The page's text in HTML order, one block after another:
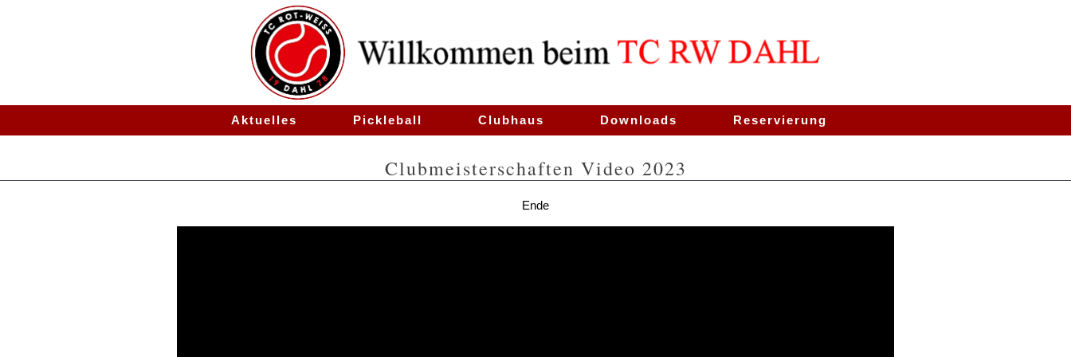
Aktuelles Pickleball Clubhaus Downloads Reservierung
Clubmeisterschaften Video 2023
Ende